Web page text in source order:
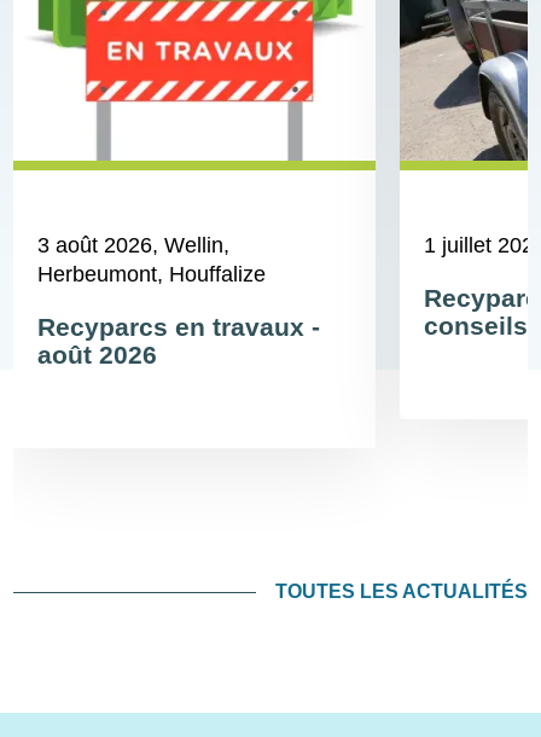
3 août 2026, Wellin,
Herbeumont, Houffalize
Recyparcs en travaux -
août 2026
1 juillet
conseils
TOUTES LES ACTUALITÉS